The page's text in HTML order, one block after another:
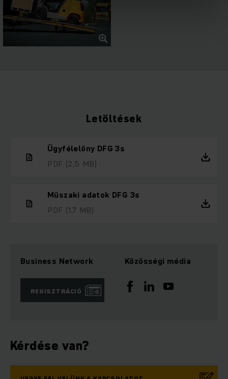
Letöltések
Ügyfélelőny DFG 3s
PDF (2,5 MB)
Műszaki adatok DFG 3s
PDF (1,7 MB)
Business Network
REGISZTRÁCIÓ
Közösségi média
Kérdése van?